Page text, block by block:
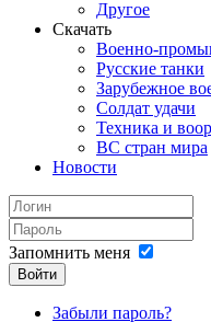
Другое
Скачать
Военно-
Русские танки
Зарубежное
Солдат удачи
Техника и
ВС стран мира
Новости
Запомнить меня
Войти
Забыли пароль?